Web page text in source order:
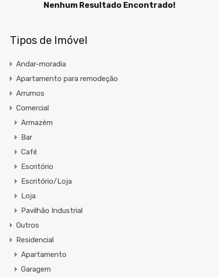
Nenhum Resultado Encontrado!
Tipos de Imóvel
Andar-moradia
Apartamento para remodeção
Arrumos
Comercial
Armazém
Bar
Café
Escritório
Escritório/Loja
Loja
Pavilhão Industrial
Outros
Residencial
Apartamento
Garagem